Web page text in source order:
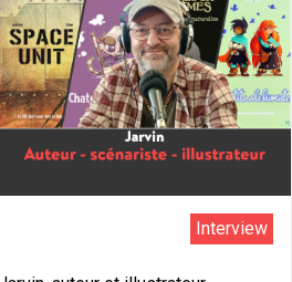
Interview